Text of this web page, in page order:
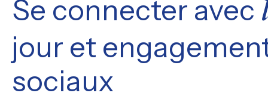
Se connecter avec
jour et
sociaux